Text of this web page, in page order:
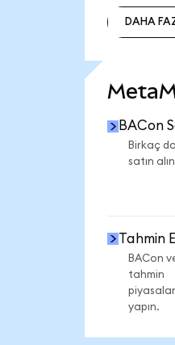
DAHA
BACon
Birkaç
satın
Tahmin
BACon
tahmin
yapın.